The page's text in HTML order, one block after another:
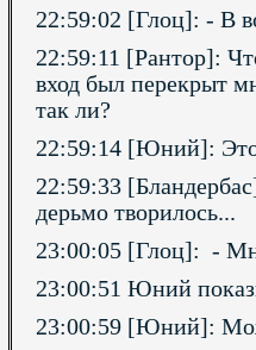
22:59:02 [Глоц]: - В
22:59:11 [Рантор]:
вход был перекрыт
так ли?
22:59:14 [Юний]: Это
22:59:33
дерьмо творилось...
23:00:05 [Глоц]: -
23:00:51 Юний
23:00:59 [Юний]: